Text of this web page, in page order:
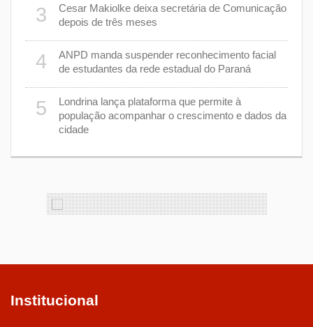
3
Cesar Makiolke deixa secretária de Comunicação
depois de três meses
4
ANPD manda suspender reconhecimento facial
de estudantes da rede estadual do Paraná
5
Londrina lança plataforma que permite à
população acompanhar o crescimento e dados da
cidade
Institucional